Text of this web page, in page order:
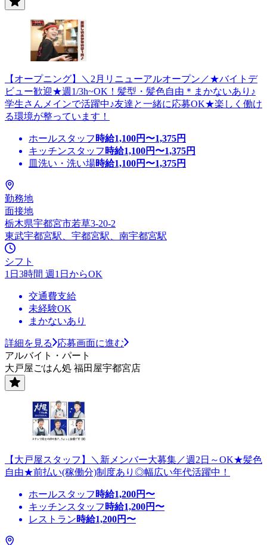
【オープニング】＼2月リニューアルオープン／★バイトデ
ビュー歓迎★週1/3h~OK！髪型・髪色自由＊まかないあり♪
学生さんメインで活躍中♪友達と一緒に応募OK★楽しく働け
る環境が整っています！
ホールスタッフ 時給1,100円〜1,375円
キッチンスタッフ 時給1,100円〜1,375円
皿洗い・洗い場時給1,100円〜1,375円
勤務地
面接地
栃木県宇都宮市若草3-20-2
東武宇都宮駅、宇都宮駅、南宇都宮駅
シフト
1日3時間 週1日からOK
交通費支給
未経験OK
まかないあり
詳細を見る
応募画面に進む
アルバイト・パート
大戸屋ごはん処 福田屋宇都宮店
【大戸屋スタッフ】＼新メンバー大募集／週2日～OK★髪色
自由★前払い(稼働分)制度あり◎幅広い年代活躍中！
ホールスタッフ 時給1,200円〜
キッチンスタッフ 時給1,200円〜
レストラン時給1,200円〜